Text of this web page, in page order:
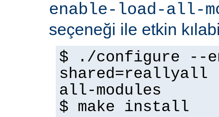
enable-load-all-
seçeneği ile etkin
$ ./configure --
shared=reallyall
all-modules
$ make install